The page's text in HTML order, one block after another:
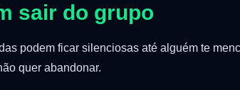
sair do grupo
podem ficar silenciosas até alguém te
quer abandonar.